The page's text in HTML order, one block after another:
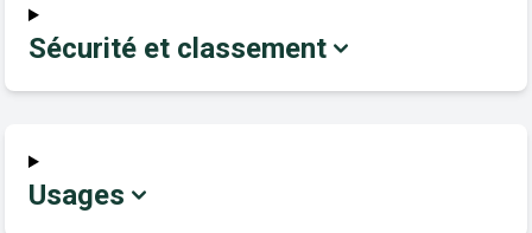
Sécurité et classement
Usages